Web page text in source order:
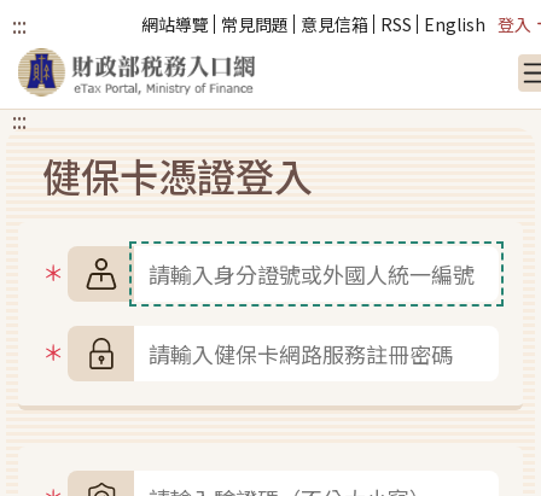
跳到主要內容
::: 網站導覽 常見問題 意見信箱 RSS English 登入
:::
健保卡憑證登入
身分證號
健保卡網路服務註冊密碼